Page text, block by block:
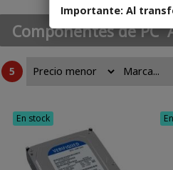
Importante: Al
Componentes de PC
5
En stock